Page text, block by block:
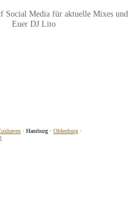
Media für aktuelle Mixes
Euer DJ Lito
· Hamburg · Oldenburg·